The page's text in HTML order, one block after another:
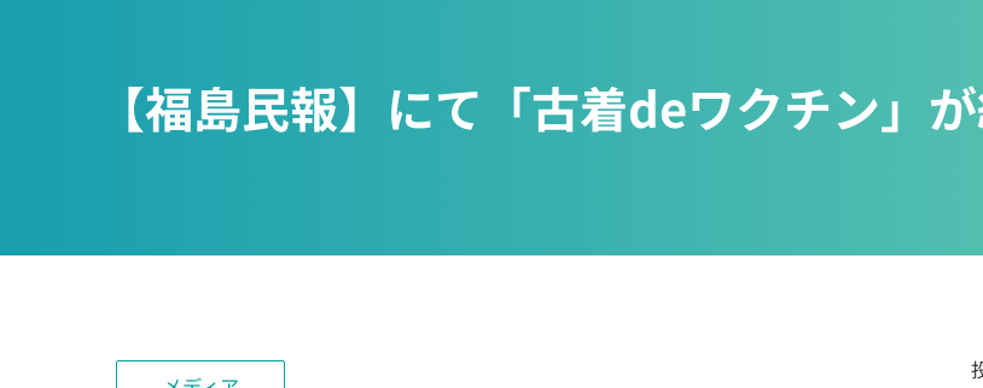
【福島民報】にて「古着deワクチン」